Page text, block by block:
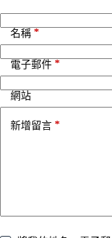
名稱 *
電子郵件 *
網站
新增留言 *
: